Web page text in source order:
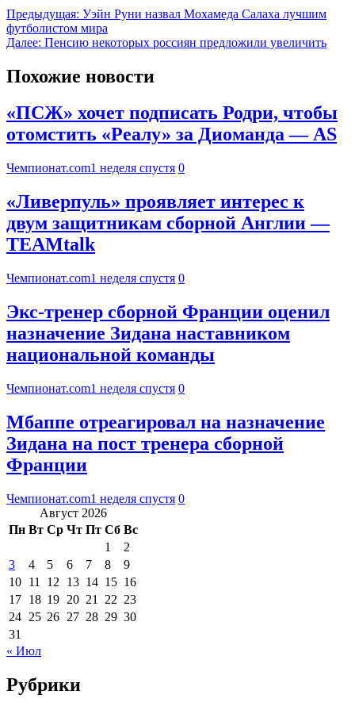
Предыдущая: Уэйн Руни назвал Мохамеда Салаха лучшим
футболистом мира
Далее: Пенсию некоторых россиян предложили увеличить
Похожие новости
«ПСЖ» хочет подписать Родри, чтобы
отомстить «Реалу» за Диоманда — AS
Чемпионат.com1 неделя спустя 0
«Ливерпуль» проявляет интерес к
двум защитникам сборной Англии —
TEAMtalk
Чемпионат.com1 неделя спустя 0
Экс-тренер сборной Франции оценил
назначение Зидана наставником
национальной команды
Чемпионат.com1 неделя спустя 0
Мбаппе отреагировал на назначение
Зидана на пост тренера сборной
Франции
Чемпионат.com1 неделя спустя 0
Август 2026
Пн Вт Ср Чт Пт Сб Вс
1
2
3
4 5 6 7 8
9
10 11 12 13 14 15 16
17 18 19 20 21 22 23
24 25 26 27 28 29 30
31
« Июл
Рубрики